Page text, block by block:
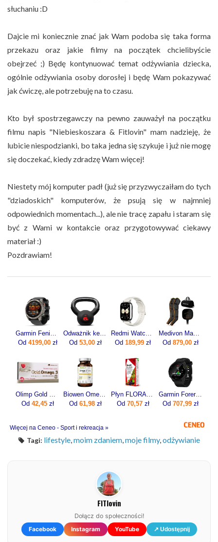
słuchaniu :D
Dajcie mi koniecznie znać jak Wam podoba się taka forma
przekazu oraz jakie filmy na początek chcielibyście
obejrzeć ;) Będę kontynuować temat odżywiania dziecka,
ogólnie odżywiania osoby dorosłej i będę Wam pokazywać
jak ćwiczę, ale potrzebuję na to czasu.
Kto był spostrzegawczy na pewno zauważył na początku
filmu napis "Niebieskoszara & Fitlovin" mam nadzieję, że
lubicie niespodzianki, bo taka jedna się szykuje i już nie mogę
się doczekać, kiedy zdradzę Wam więcej!
Niestety mój komputer padł (już się przyzwyczaiłam do tych
"dziadoskich" komputerów, że psują się w najmniej
odpowiednich momentach...), ale nie tracę zapału i staram się
być z Wami w kontakcie oraz przygotowywać ciekawy
materiał :)
Pozdrawiam!
Od 4199,00zł
Od 53,00zł
Od 189,99 zł
Od 879,00 zł
Od 42,45zł
Od 61,98zł
Od 70,57zł
Garmin Forerunner 55 Czarny (0100256210)
Od 707,99 zł
Więcej na Ceneo - Sport i rekreacja »
Tagi: lifestyle, moim zdaniem, moje filmy, odżywianie
FITlovin
Dołącz do społeczności!
Facebook
Instagram YouTube ↗ Udostępnij